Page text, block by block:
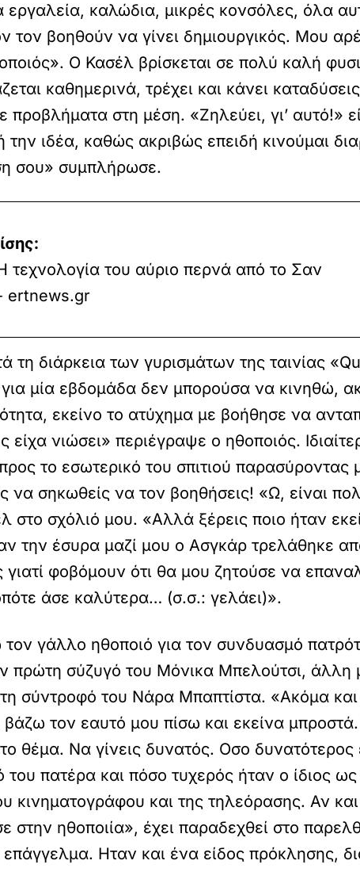
εργαλεία, καλώδια, μικρές κονσόλες, όλα
τον βοηθούν να γίνει δημιουργικός. Μου
Ο Κασέλ βρίσκεται σε πολύ καλή
καθημερινά, τρέχει και κάνει
προβλήματα στη μέση. «Ζηλεύει, γι’ αυτό!»
ιδέα, καθώς ακριβώς επειδή κινούμαι
σου» συμπλήρωσε.
τεχνολογία του αύριο περνά από το Σαν
ertnews.gr
τη διάρκεια των γυρισμάτων της ταινίας
μία εβδομάδα δεν μπορούσα να κινηθώ,
εκείνο το ατύχημα με βοήθησε να
νιώσει» περιέγραψε ο ηθοποιός.
το εσωτερικό του σπιτιού παρασύροντας
να σηκωθείς να τον βοηθήσεις! «Ω, είναι
στο σχόλιό μου. «Αλλά ξέρεις ποιο ήταν
την έσυρα μαζί μου ο Ασγκάρ τρελάθηκε
γιατί φοβόμουν ότι θα μου ζητούσε να
άσε καλύτερα… (σ.σ.: γελάει)».
γάλλο ηθοποιό για τον συνδυασμό
πρώτη σύζυγό του Μόνικα Μπελούτσι,
σύντροφό του Νάρα Μπαπτίστα. «Ακόμα
τον εαυτό μου πίσω και εκείνα
θέμα. Να γίνεις δυνατός. Οσο δυνατότερος
πατέρα και πόσο τυχερός ήταν ο ίδιος
κινηματογράφου και της τηλεόρασης. Αν
στην ηθοποιία», έχει παραδεχθεί στο
Ηταν και ένα είδος πρόκλησης,